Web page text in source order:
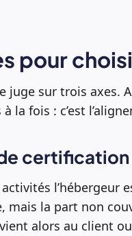
pour
juge sur trois axes.
la fois : c’est
certification
mais la part non
alors au client